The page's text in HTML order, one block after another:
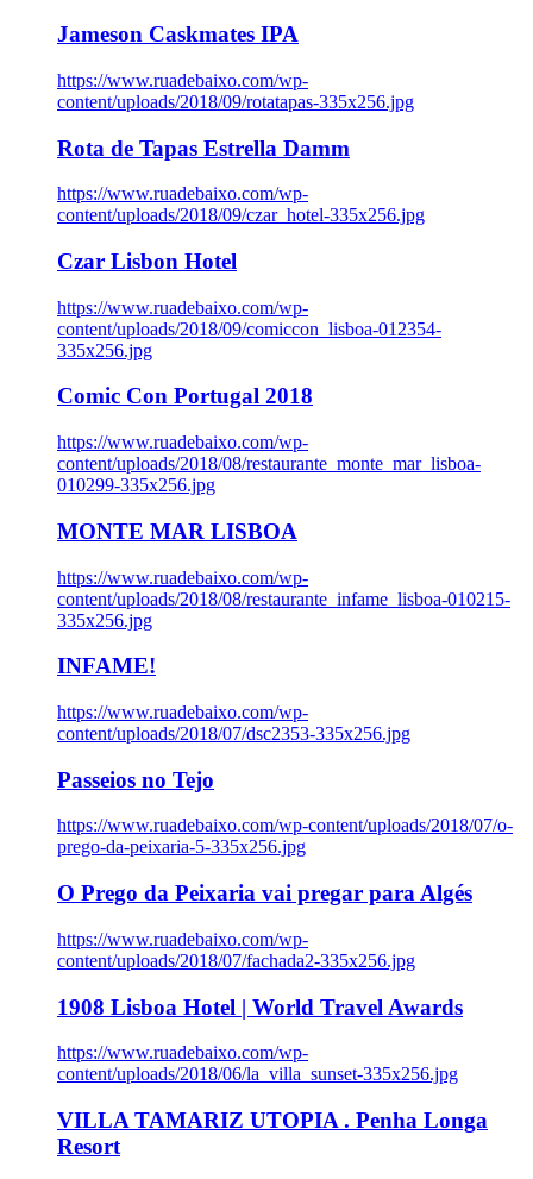
Jameson Caskmates IPA
https://www.ruadebaixo.com/wp-
content/uploads/2018/09/rotatapas-335x256.jpg
Rota de Tapas Estrella Damm
https://www.ruadebaixo.com/wp-
content/uploads/2018/09/czar_hotel-335x256.jpg
Czar Lisbon Hotel
https://www.ruadebaixo.com/wp-
content/uploads/2018/09/comiccon_lisboa-012354-
335x256.jpg
Comic Con Portugal 2018
https://www.ruadebaixo.com/wp-
content/uploads/2018/08/restaurante_monte_mar_lisboa-
010299-335x256.jpg
MONTE MAR LISBOA
https://www.ruadebaixo.com/wp-
content/uploads/2018/08/restaurante_infame_lisboa-010215-
335x256.jpg
INFAME!
https://www.ruadebaixo.com/wp-
content/uploads/2018/07/dsc2353-335x256.jpg
Passeios no Tejo
https://www.ruadebaixo.com/wp-content/uploads/2018/07/o-
prego-da-peixaria-5-335x256.jpg
O Prego da Peixaria vai pregar para Algés
https://www.ruadebaixo.com/wp-
content/uploads/2018/07/fachada2-335x256.jpg
1908 Lisboa Hotel | World Travel Awards
https://www.ruadebaixo.com/wp-
content/uploads/2018/06/la_villa_sunset-335x256.jpg
VILLA TAMARIZ UTOPIA . Penha Longa
Resort